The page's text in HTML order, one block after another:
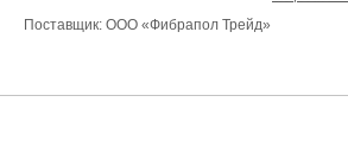
Поставщик: ООО «Фибрапол Трейд»